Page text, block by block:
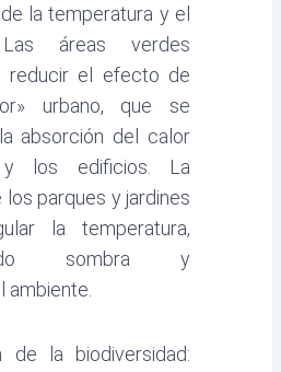
la temperatura y el
Las áreas verdes
reducir el efecto de
urbano, que se
absorción del calor
los edificios. La
parques y jardines
la temperatura,
sombra y
ambiente.
de la biodiversidad: